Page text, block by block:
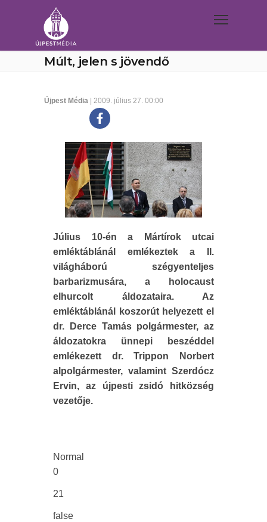
Múlt, jelen s jövendő
Újpest Média | 2009. július 27. 00:00
Július 10-én a Mártírok utcai
emléktáblánál emlékeztek a II.
világháború szégyenteljes
barbarizmusára, a holocaust
elhurcolt áldozataira. Az
emléktáblánál koszorút helyezett el
dr. Derce Tamás polgármester, az
áldozatokra ünnepi beszéddel
emlékezett dr. Trippon Norbert
alpolgármester, valamint Szerdócz
Ervin, az újpesti zsidó hitközség
vezetője.
Normal
0
21
false